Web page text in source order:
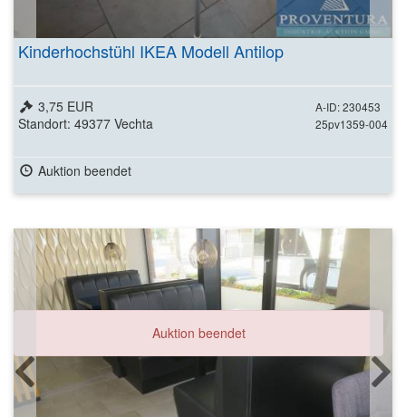
Kinderhochstühl IKEA Modell Antilop
A-ID: 230453
25pv1359-004
3,75 EUR
Standort: 49377 Vechta
Auktion beendet
Auktion beendet